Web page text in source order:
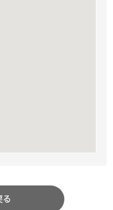
る